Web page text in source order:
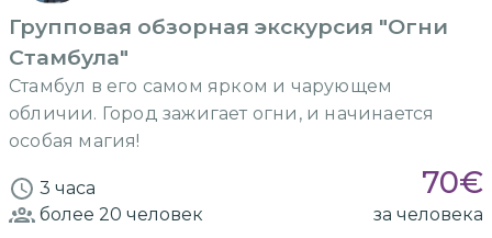
Групповая обзорная экскурсия "Огни
Стамбула"
Стамбул в его самом ярком и чарующем
обличии. Город зажигает огни, и начинается
особая магия!
3 часа 70€
более 20 человек за человека